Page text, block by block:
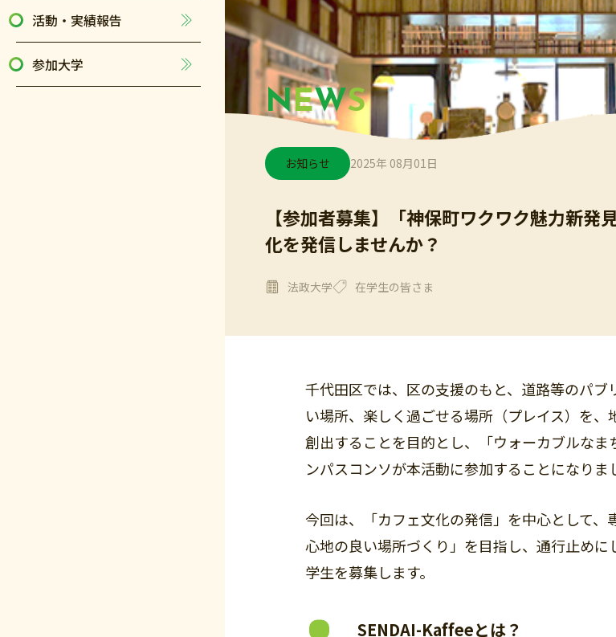
活動・実績報告
参加大学
NEWS
お知らせ 2025年 08月01日
【参加者募集】「神保町ワクワク魅力新
化を発信しませんか？
法政大学 在学生の皆さま
千代田区では、区の支援のもと、道路等のパ
い場所、楽しく過ごせる場所（プレイス）を
創出することを目的とし、「ウォーカブルな
ンパスコンソが本活動に参加することになりま
今回は、「カフェ文化の発信」を中心として
心地の良い場所づくり」を目指し、通行止め
学生を募集します。
SENDAI-Kaffeeとは？